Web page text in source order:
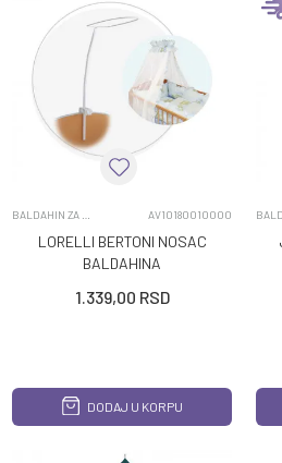
AV10180010000
LORELLI BERTONI NOSAC
BALDAHINA
1.339,00 RSD
DODAJ U KORPU